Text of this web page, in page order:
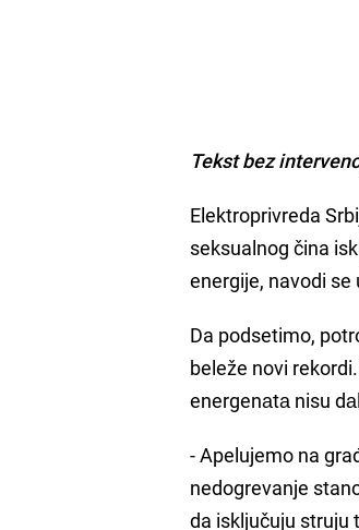
Tekst bez
Elektroprivreda
seksualnog čina
energije, navodi
Da podsetimo,
beleže novi
energenаtа nisu
- Apelujemo na
nedogrevanje
da isključuju struju